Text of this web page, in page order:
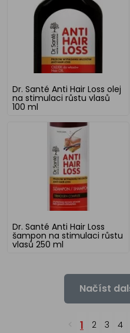
Dr. Santé Anti Hair Loss olej
na stimulaci růstu vlasů
100 ml
Dr. Santé Anti Hair Loss
šampon na stimulaci růstu
vlasů 250 ml
Načíst
1 2 3 4